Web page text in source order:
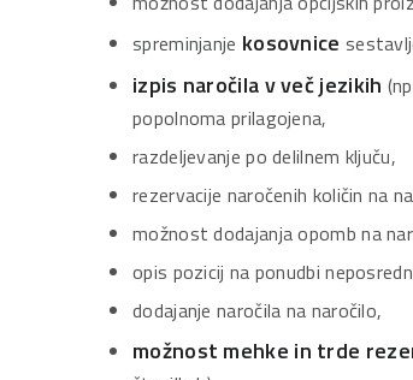
spreminjanje kosovnice
izpis naročila v več jezikih
popolnoma prilagojena,
razdeljevanje po delilnem ključu,
rezervacije naročenih količin na
možnost dodajanja opomb na
opis pozicij na ponudbi
dodajanje naročila na naročilo,
možnost mehke in trde